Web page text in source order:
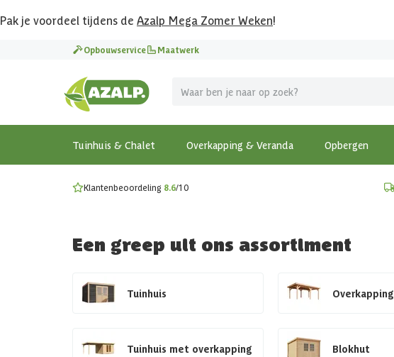
Pak je voordeel tijdens de Azalp Mega Zomer Weken!
Opbouwservice Maatwerk
Tuinhuis & Chalet Overkapping & Veranda Opbergen
Vier vakantie in je tuin
MEGA zomer kortingen op overkappingen en tuinhuizen!
Bekijk de actiemodellen
Gratis wandplankset
Ontdek onze metalen overkappingen
Klantenbeoordeling 8.6/10
Een greep uit ons assortiment
Tuinhuis Overkapping
Tuinhuis met overkapping Blokhut